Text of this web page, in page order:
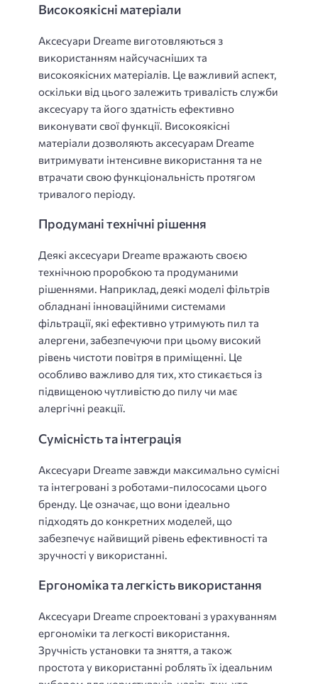
Високоякісні матеріали
Аксесуари Dreame виготовляються з
використанням найсучасніших та
високоякісних матеріалів. Це важливий аспект,
оскільки від цього залежить тривалість служби
аксесуару та його здатність ефективно
виконувати свої функції. Високоякісні
матеріали дозволяють аксесуарам Dreame
витримувати інтенсивне використання та не
втрачати свою функціональність протягом
тривалого періоду.
Продумані технічні рішення
Деякі аксесуари Dreame вражають своєю
технічною проробкою та продуманими
рішеннями. Наприклад, деякі моделі фільтрів
обладнані інноваційними системами
фільтрації, які ефективно утримують пил та
алергени, забезпечуючи при цьому високий
рівень чистоти повітря в приміщенні. Це
особливо важливо для тих, хто стикається із
підвищеною чутливістю до пилу чи має
алергічні реакції.
Сумісність та інтеграція
Аксесуари Dreame завжди максимально сумісні
та інтегровані з роботами-пилососами цього
бренду. Це означає, що вони ідеально
підходять до конкретних моделей, що
забезпечує найвищий рівень ефективності та
зручності у використанні.
Ергономіка та легкість використання
Аксесуари Dreame спроектовані з урахуванням
ергономіки та легкості використання.
Зручність установки та зняття, а також
простота у використанні роблять їх ідеальним